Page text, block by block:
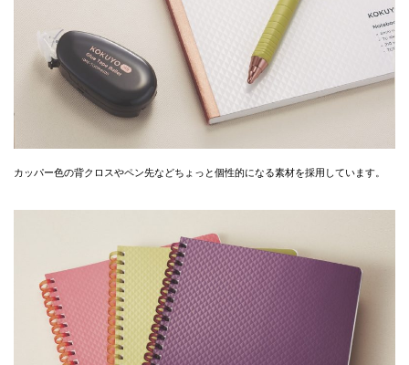
カッパー色の背クロスやペン先などちょっと個性的になる素材を採用しています。